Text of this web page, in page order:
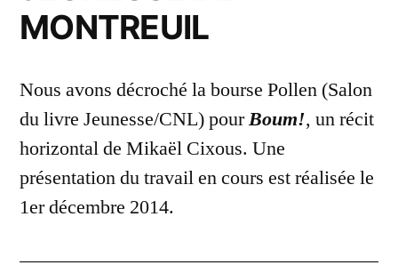
MONTREUIL
Nous avons décroché la bourse Pollen (Salon
du livre Jeunesse/CNL) pourBoum!, un récit
horizontal de Mikaël Cixous. Une
présentation du travail en cours est réalisée le
1er décembre 2014.